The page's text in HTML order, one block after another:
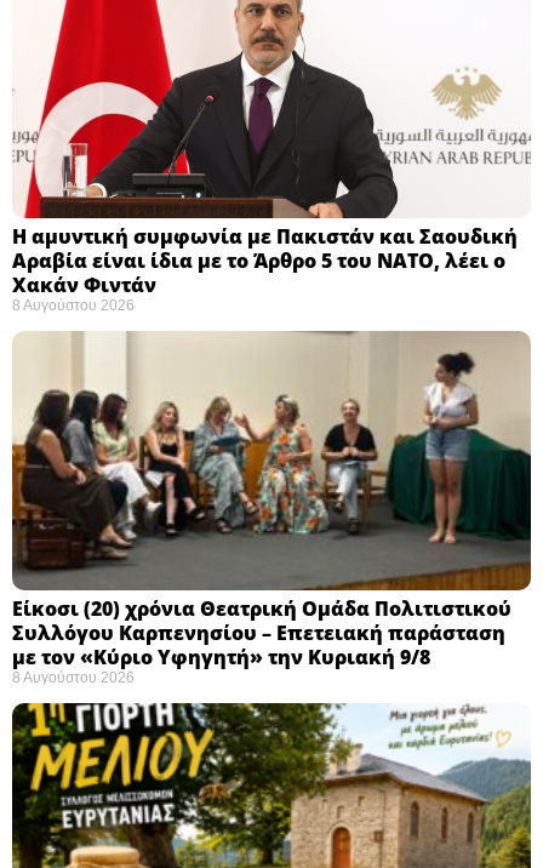
Η αμυντική συμφωνία με Πακιστάν και Σαουδική
Αραβία είναι ίδια με το Άρθρο 5 του ΝΑΤΟ, λέει ο
Χακάν Φιντάν
8 Αυγούστου 2026
Eίκοσι (20) χρόνια Θεατρική Ομάδα Πολιτιστικού
Συλλόγου Καρπενησίου – Επετειακή παράσταση
με τον «Κύριο Υφηγητή» την Κυριακή 9/8
8 Αυγούστου 2026